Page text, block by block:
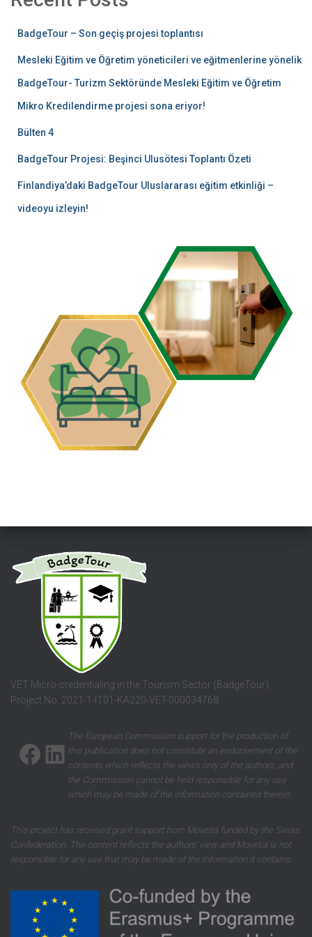
BadgeTour – Son geçiş projesi toplantısı
Mesleki Eğitim ve Öğretim yöneticileri ve eğitmenlerine yönelik
BadgeTour- Turizm Sektöründe Mesleki Eğitim ve Öğretim
Mikro Kredilendirme projesi sona eriyor!
Bülten 4
BadgeTour Projesi: Beşinci Ulusötesi Toplantı Özeti
Finlandiya’daki BadgeTour Uluslararası eğitim etkinliği –
videoyu izleyin!
VET Micro-credentialing in the Tourism Sector (BadgeTour)
Project No. 2021-1-IT01-KA220-VET-000034768
FACEBOOK LINKEDIN
The European Commission support for the production of
this publication does not constitute an endorsement of the
contents which reflects the views only of the authors, and
the Commission cannot be held responsible for any use
which may be made of the information contained therein
This project has received grant support from Movetia funded by the Swiss
Confederation. The content reflects the authors’ view and Movetia is not
responsible for any use that may be made of the information it contains.